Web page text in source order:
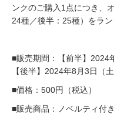
ンクのご購入1点につき、
24種／後半：25種）をラ
■販売期間：【前半】2024
【後半】2024年8月3日（
■価格：500円（税込）
■販売商品：ノベルティ付